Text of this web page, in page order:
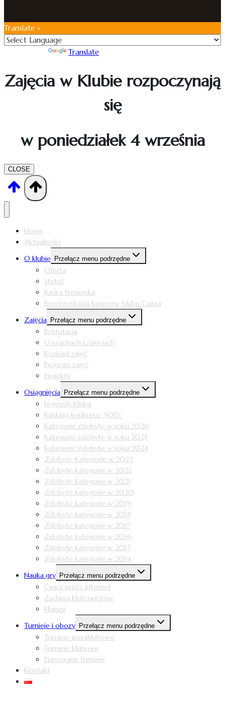
Translate »
Translate
Zajęcia w Klubie rozpoczynają
się
w poniedziałek 4 września
CLOSE
Home
Aktualności
O klubie Przełącz menu podrzędne
Oferta
Statut
Kadra trenerska
Reprezentacja Juniorów Klubu Caissa
Zajęcia Przełącz menu podrzędne
Rekrutacja
O szachach i zajęciach
Rozkład zajęć
Program zajęć
Projekty
Osiągnięcia Przełącz menu podrzędne
Legendy Klubu
Ranking konkursu „500”
Kategorie zdobyte w roku 2026
Kategorie zdobyte w roku 2025
Kategorie zdobyte w roku 2024
Zdobyte Kategorie w 2023
Zdobyte kategorie w 2022
Zdobyte kategorie w 2021
Zdobyte kategorie w 2020
Zdobyte kategorie w 2019
Zdobyte kategorie w 2018
Zdobyte kategorie w 2017
Zdobyte kategorie w 2016
Zdobyte kategorie w 2015
Zdobyte kategorie w 2014
Nauka gry Przełącz menu podrzędne
Ćwicz przez internet
Zadania klubowiczów
Humor
Turnieje i obozy Przełącz menu podrzędne
Turnieje pozaklubowe
Turnieje klubowe
Planowane turnieje
Kontakt